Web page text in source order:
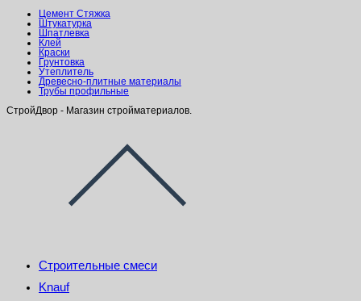
Цемент Стяжка
Штукатурка
Шпатлевка
Клей
Краски
Грунтовка
Утеплитель
Древесно-плитные материалы
Трубы профильные
СтройДвор - Магазин стройматериалов.
Строительные смеси
Knauf